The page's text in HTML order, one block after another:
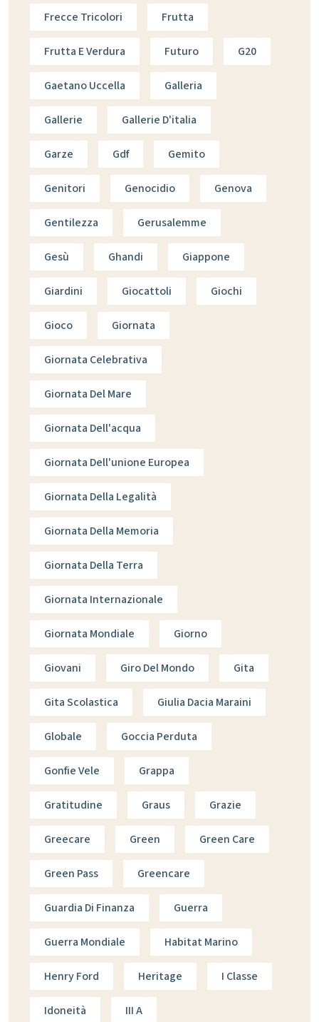
Frecce Tricolori Frutta
Frutta E Verdura Futuro G20
Gaetano Uccella Galleria
Gallerie Gallerie D'italia
Garze Gdf Gemito
Genitori Genocidio Genova
Gentilezza Gerusalemme
Gesù Ghandi Giappone
Giardini Giocattoli Giochi
Gioco Giornata
Giornata Celebrativa
Giornata Del Mare
Giornata Dell'acqua
Giornata Dell'unione Europea
Giornata Della Legalità
Giornata Della Memoria
Giornata Della Terra
Giornata Internazionale
Giornata Mondiale Giorno
Giovani Giro Del Mondo Gita
Gita Scolastica Giulia Dacia Maraini
Globale Goccia Perduta
Gonfie Vele Grappa
Gratitudine Graus Grazie
Greecare Green Green Care
Green Pass Greencare
Guardia Di Finanza Guerra
Guerra Mondiale Habitat Marino
Henry Ford Heritage I Classe
Idoneità III A